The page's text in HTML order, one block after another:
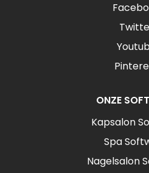
ONZE
Kapsalon
Spa
Nagelsalon